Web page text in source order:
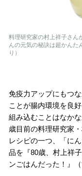
料理研究家の村上祥子さん
んの元気の秘訣は超かんた
り）
免疫力アップにもつ
ことが腸内環境を良
組み込むことはなか
歳目前の料理研究家
レシピの一つ、「に
品を『80歳、村上祥
ンごはんだった！』